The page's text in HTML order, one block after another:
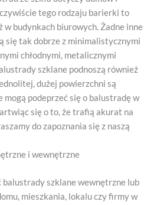
tego rodzaju barierki to
w budynkach biurowych. Żadne inne
się tak dobrze z minimalistycznymi
chłodnymi, metalicznymi
szklane podnoszą również
dużej powierzchni są
mogą podeprzeć się o balustradę w
się o to, że trafią akurat na
do zapoznania się z naszą
i wewnętrzne
szklane wewnętrzne lub
mieszkania, lokalu czy firmy w